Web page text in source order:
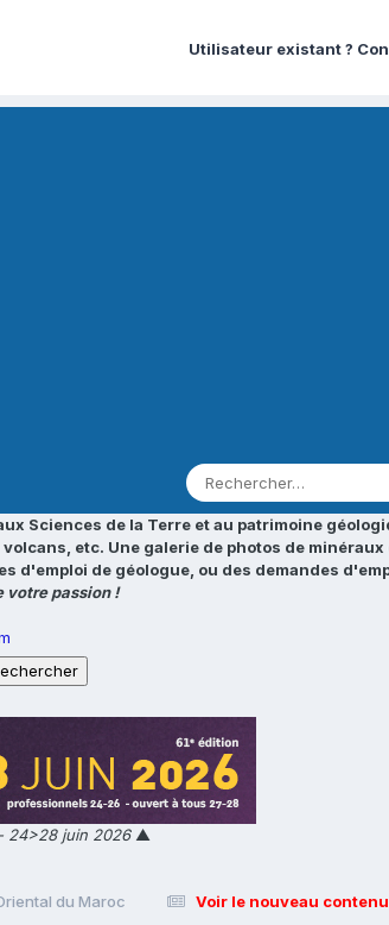
Utilisateur existant ?
Sciences de la Terre et au patrimoine
etc. Une galerie de photos de minéraux
d'emploi de géologue, ou des demandes
votre passion !
24>28 juin 2026▲
Voir le nouveau
du Maroc